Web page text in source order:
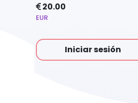
20.00
EUR
Iniciar sesión